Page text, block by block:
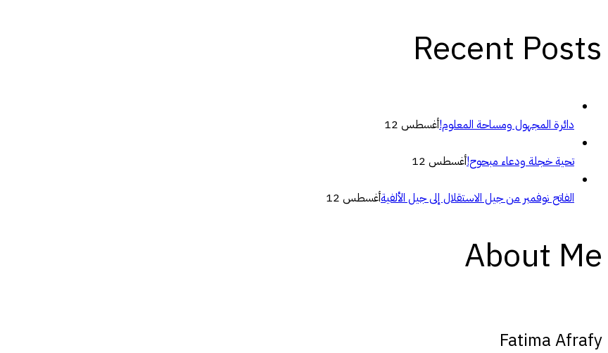
Recent Posts
دائرة المجهول ومساحة المعلوم!أغسطس 12
تحية خجلة ودعاء مبحوح!أغسطس 12
الفاتح نوفمبر من جيل الاستقلال إلى جيل الألفيةأغسطس 12
About Me
Fatima Afrafy